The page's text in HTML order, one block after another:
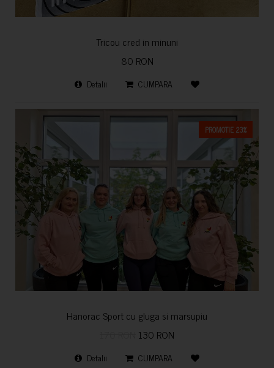
Tricou cred in minuni
80 RON
Detalii CUMPARA
PROMOTIE 23%
Hanorac Sport cu gluga si marsupiu
130 RON
Detalii CUMPARA